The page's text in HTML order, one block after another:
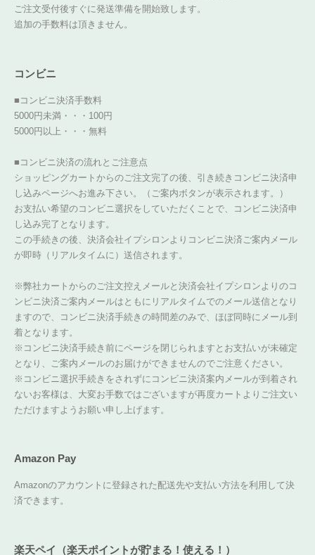
ご注文受付後すぐに発送準備を開始致します。
追加の手数料は頂きません。
コンビニ
■コンビニ決済手数料
5000円未満・・・100円
5000円以上・・・無料
■コンビニ決済の流れとご注意点
ショッピングカートからのご注文完了の後、引き続きコンビニ決済申
し込みページへお進み下さい。（ご案内ボタンが表示されます。）
お支払い希望のコンビニ選択をしていただくことで、コンビニ決済申
し込み完了となります。
この手続きの後、決済会社イプシロンよりコンビニ決済ご案内メール
が即時（リアルタイムに）送信されます。
※弊社カートからのご注文控えメールと決済会社イプシロンよりのコ
ンビニ決済ご案内メールはともにリアルタイムでのメール送信となり
ますので、コンビニ決済手続きの時間差のみで、ほぼ同時にメール到
着となります。
※コンビニ決済手続き前にページを閉じられますとお支払いが未確定
となり、ご案内メールのお届けができませんのでご注意ください。
※コンビニ選択手続きをされずにコンビニ決済案内メールが到着され
ないお客様は、大変お手数ではございますが再度カートよりご注文い
ただけますようお願い申し上げます。
Amazon Pay
Amazonのアカウントに登録された配送先や支払い方法を利用して決
済できます。
楽天ペイ（楽天ポイントが貯まる！使える！）